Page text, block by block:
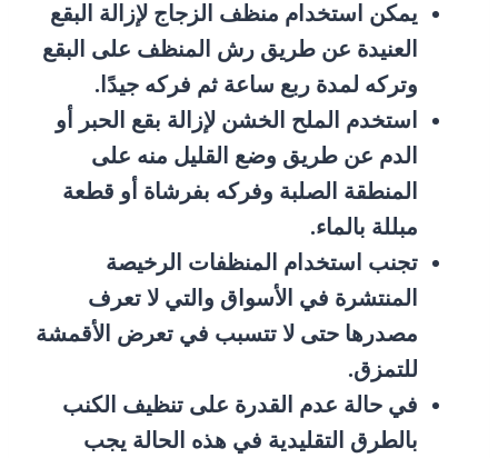
يمكن استخدام منظف الزجاج لإزالة البقع
العنيدة عن طريق رش المنظف على البقع
وتركه لمدة ربع ساعة ثم فركه جيدًا.
استخدم الملح الخشن لإزالة بقع الحبر أو
الدم عن طريق وضع القليل منه على
المنطقة الصلبة وفركه بفرشاة أو قطعة
مبللة بالماء.
تجنب استخدام المنظفات الرخيصة
المنتشرة في الأسواق والتي لا تعرف
مصدرها حتى لا تتسبب في تعرض الأقمشة
للتمزق.
في حالة عدم القدرة على تنظيف الكنب
بالطرق التقليدية في هذه الحالة يجب